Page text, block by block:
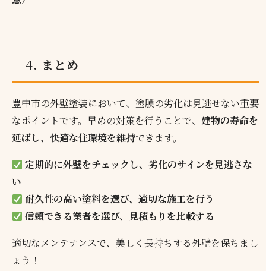
4. まとめ
豊中市の外壁塗装において、塗膜の劣化は見逃せない重要
なポイントです。早めの対策を行うことで、 建物の寿命を
延ばし、快適な住環境を維持できます。
定期的に外壁をチェックし、劣化のサインを見逃さな
い
耐久性の高い塗料を選び、適切な施工を行う
信頼できる業者を選び、見積もりを比較する
適切なメンテナンスで、美しく長持ちする外壁を保ちまし
ょう！